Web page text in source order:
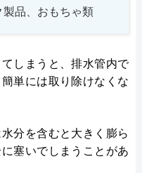
製品、おもちゃ類
しまうと、排水管内で
単には取り除けなくな
分を含むと大きく膨ら
塞いでしまうことがあ